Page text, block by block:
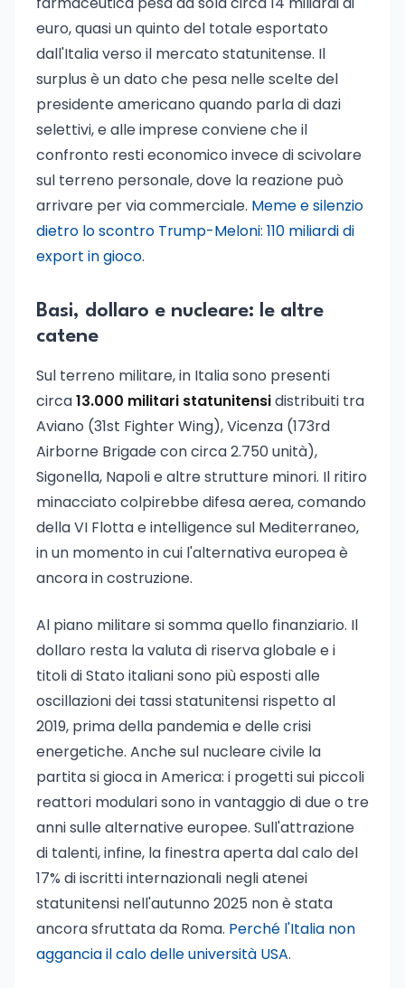
euro, quasi un quinto del totale esportato
dall'Italia verso il mercato statunitense. Il
surplus è un dato che pesa nelle scelte del
presidente americano quando parla di dazi
selettivi, e alle imprese conviene che il
confronto resti economico invece di scivolare
sul terreno personale, dove la reazione può
arrivare per via commerciale. Meme e silenzio
dietro lo scontro Trump-Meloni: 110 miliardi di
export in gioco.
Basi, dollaro e nucleare: le altre
catene
Sul terreno militare, in Italia sono presenti
circa13.000 militari statunitensidistribuiti tra
Aviano (31st Fighter Wing), Vicenza (173rd
Airborne Brigade con circa 2.750 unità),
Sigonella, Napoli e altre strutture minori. Il ritiro
minacciato colpirebbe difesa aerea, comando
della VI Flotta e intelligence sul Mediterraneo,
in un momento in cui l'alternativa europea è
ancora in costruzione.
Al piano militare si somma quello finanziario. Il
dollaro resta la valuta di riserva globale e i
titoli di Stato italiani sono più esposti alle
oscillazioni dei tassi statunitensi rispetto al
2019, prima della pandemia e delle crisi
energetiche. Anche sul nucleare civile la
partita si gioca in America: i progetti sui piccoli
reattori modulari sono in vantaggio di due o tre
anni sulle alternative europee. Sull'attrazione
di talenti, infine, la finestra aperta dal calo del
17% di iscritti internazionali negli atenei
statunitensi nell'autunno 2025 non è stata
ancora sfruttata da Roma. Perché l'Italia non
aggancia il calo delle università USA.